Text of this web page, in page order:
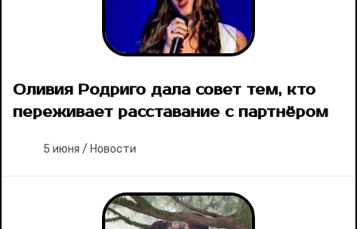
Оливия Родриго дала совет тем, кто
переживает расставание с партнёром
5 июня / Новости